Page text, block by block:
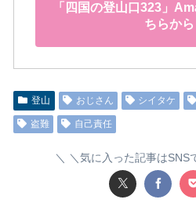
「四国の登山口323」
ちらから
登山 おじさん シイタケ
盗難 自己責任
＼気に入った記事はSNS